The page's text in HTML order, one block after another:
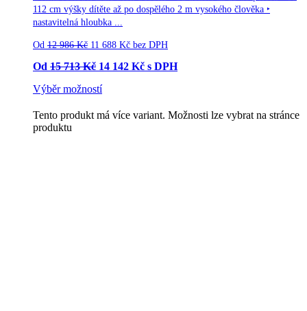
112 cm výšky dítěte až po dospělého 2 m vysokého člověka ‣
nastavitelná hloubka ...
Od 12 986Kč 11 688 Kč bez DPH
Od 15 713Kč 14 142 Kč s DPH
Výběr možností
Tento produkt má více variant. Možnosti lze vybrat na stránce
produktu